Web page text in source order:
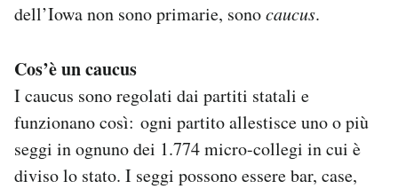
dell’Iowa non sono primarie, sonocaucus.
Cos’è un caucus
I caucus sono regolati dai partiti statali e
funzionano così: ogni partito allestisce uno o più
seggi in ognuno dei 1.774 micro-collegi in cui è
diviso lo stato. I seggi possono essere bar, case,